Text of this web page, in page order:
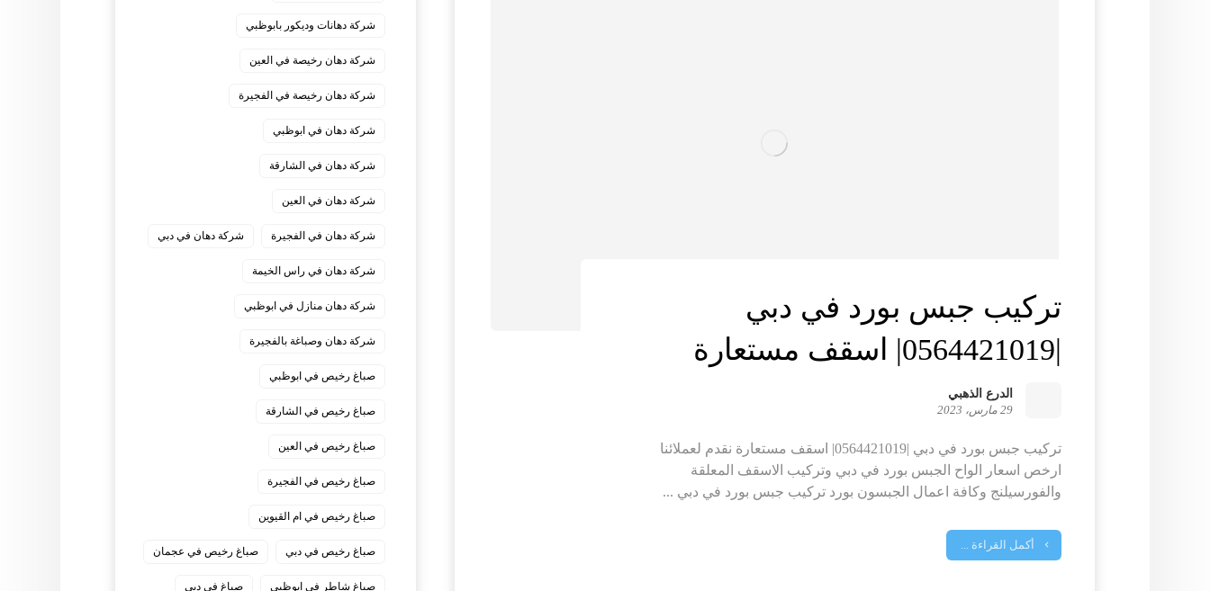
تركيب جبس بورد في دبي
|0564421019| اسقف مستعارة
الدرع الذهبي
29 مارس، 2023
تركيب جبس بورد في دبي |0564421019| اسقف مستعارة نقدم لعملائنا
ارخص اسعار الواح الجبس بورد في دبي وتركيب الاسقف المعلقة
والفورسيلنج وكافة اعمال الجبسون بورد تركيب جبس بورد في دبي ...
أكمل القراءة ...
شركة دهانات وديكور بابوظبي
شركة دهان رخيصة في العين
شركة دهان رخيصة في الفجيرة
شركة دهان في ابوظبي
شركة دهان في الشارقة
شركة دهان في العين
شركة دهان في الفجيرة شركة دهان في دبي
شركة دهان في راس الخيمة
شركة دهان منازل في ابوظبي
شركة دهان وصباغة بالفجيرة
صباغ رخيص في ابوظبي
صباغ رخيص في الشارقة
صباغ رخيص في العين
صباغ رخيص في الفجيرة
صباغ رخيص في ام القيوين
صباغ رخيص في دبي صباغ رخيص في عجمان
صباغ شاطر في ابوظبي صباغ في دبي